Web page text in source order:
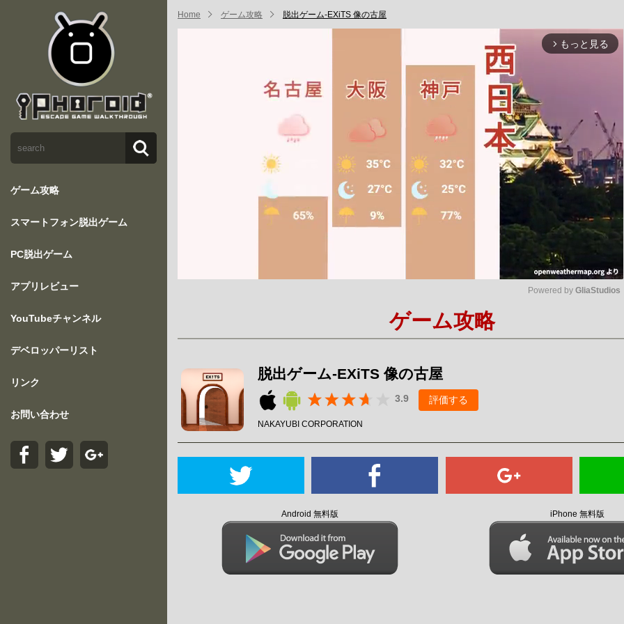
ゲーム攻略
スマートフォン脱出ゲーム
PC脱出ゲーム
アプリレビュー
YouTubeチャンネル
デベロッパーリスト
リンク
お問い合わせ
Home ゲーム攻略 脱出ゲーム-EXiTS 像の古屋
arrow_forward_ios もっと見る
Powered by GliaStudios
ゲーム攻略
脱出ゲーム-EXiTS 像の古屋
3.9 評価する
NAKAYUBI CORPORATION
Android 無料版 iPhone 無料版